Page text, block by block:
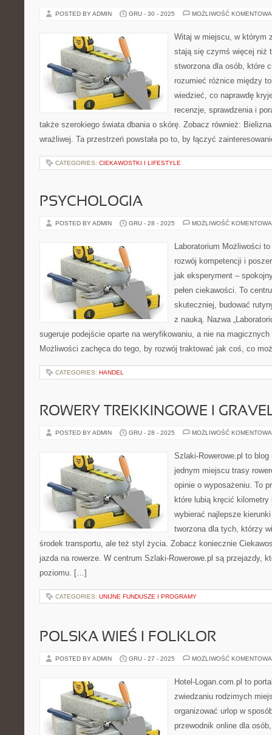
POSTED BY ADMIN GRU - 30 - 2025 MOŻLIWOŚĆ
Witaj w miejscu, w którym
stają się czymś więcej niż
stworzona dla osób, które
rozumieć różnice między
wiedzieć, co naprawdę
recenzje, sprawdzenia i
także szerokiego świata dbania o skórę. Zobacz również:
wrażliwej. Ta przestrzeń powstała po to, by łączyć
CATEGORIES: CIEKAWOSTKI I LIFESTYLE
PSYCHOLOGIA
POSTED BY ADMIN GRU - 28 - 2025 MOŻLIWOŚĆ
Laboratorium Możliwości
rozwój kompetencji i
jak eksperyment –
pełen ciekawości. To
skuteczniej, budować
z nauką. Nazwa
sugeruje podejście oparte na weryfikowaniu, a nie na
Możliwości zachęca do tego, by rozwój traktować jak coś, co
CATEGORIES: HANDEL
ROWERY TREKKINGOWE I
POSTED BY ADMIN GRU - 28 - 2025 MOŻLIWOŚĆ
Szlaki-Rowerowe.pl to blog
jednym miejscu trasy
opinie o wyposażeniu. To
które lubią kręcić
wybierać najlepsze
tworzona dla tych, którzy
środek transportu, ale też styl życia. Zobacz koniecznie
jazda na rowerze. W centrum Szlaki-Rowerowe.pl są przejazdy,
poziomu. […]
CATEGORIES: UNIJNE FUNDUSZE I PROGRAMY
POLSKA WIEŚ I FOLKLOR
POSTED BY ADMIN GRU - 27 - 2025 MOŻLIWOŚĆ
Hotel-Logan.com.pl to
zwiedzaniu rodzimych
organizować urlop w
przewodnik online dla